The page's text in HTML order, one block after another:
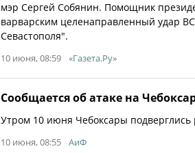
мэр Сергей Собянин. Помощник
варварским целенаправленный удар
Севастополя".
10 июня, 08:59 «Газета.Ру»
Сообщается об атаке на
Утром 10 июня Чебоксары подверглись
10 июня, 08:55 АиФ